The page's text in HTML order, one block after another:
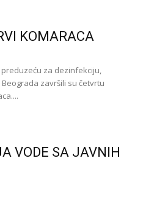
KOMARACA
za dezinfekciju,
završili su četvrtu
VODE SA JAVNIH